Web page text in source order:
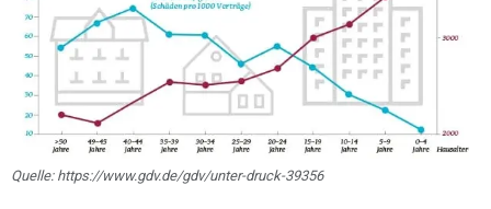
Quelle: https://www.gdv.de/gdv/unter-druck-39356